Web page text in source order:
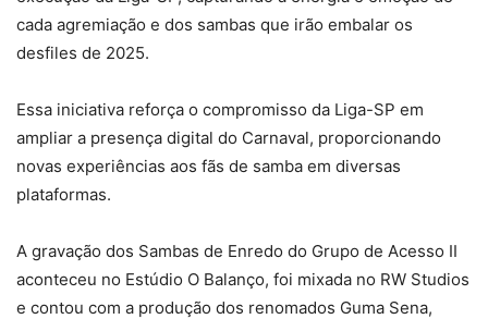
cada agremiação e dos sambas que irão embalar os
desfiles de 2025.
Essa iniciativa reforça o compromisso da Liga-SP em
ampliar a presença digital do Carnaval, proporcionando
novas experiências aos fãs de samba em diversas
plataformas.
A gravação dos Sambas de Enredo do Grupo de Acesso II
aconteceu no Estúdio O Balanço, foi mixada no RW Studios
e contou com a produção dos renomados Guma Sena,